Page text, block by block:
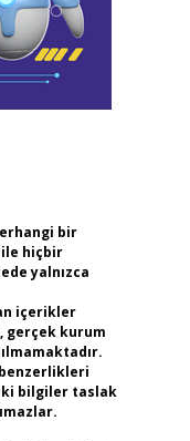
bir
ile hiçbir
yalnızca
içerikler
gerçek kurum
bilgiler taslak